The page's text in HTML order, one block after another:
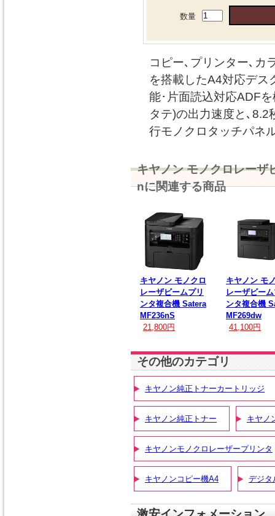
数量
コピー､プリンター､カ
を搭載したA4対応デス
能･片面読込対応ADF
タテ)の出力速度と､8.2
行モノクロタッチパネ
キヤノン モノクロレー
nに関連する商品
キヤノン モノクロ
レーザビームプリ
ンタ複合機 Satera
MF236nS
21,800円
キヤノン モ
レーザビー
ンタ複合機
MF269dw
41,100円
その他のカテゴリ
キヤノン純正トナーカートリッジ
キヤノン純正トナー キヤノ
キヤノンモノクロレーザープリンタ
キヤノンコピー機A4 デジタ